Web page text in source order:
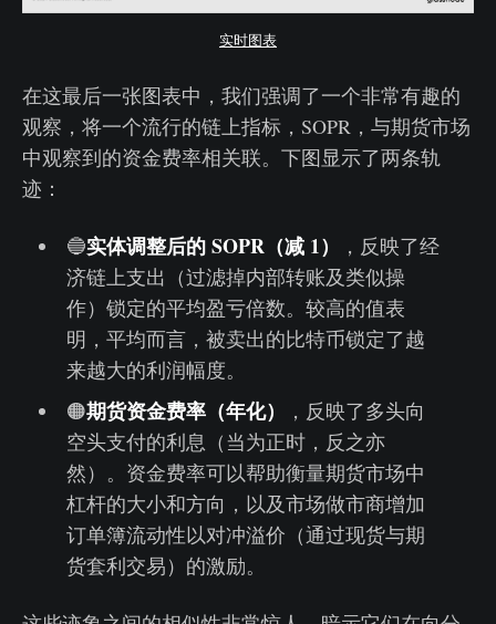
实时图表
在这最后一张图表中，我们强调了一个非常有趣的
观察，将一个流行的链上指标，SOPR，与期货市场
中观察到的资金费率相关联。下图显示了两条轨
迹：
🔵实体调整后的 SOPR（减 1）
，反映了经
济链上支出（过滤掉内部转账及类似操
作）锁定的平均盈亏倍数。较高的值表
明，平均而言，被卖出的比特币锁定了越
来越大的利润幅度。
🟠期货资金费率（年化）
，反映了多头向
空头支付的利息（当为正时，反之亦
然）。资金费率可以帮助衡量期货市场中
杠杆的大小和方向，以及市场做市商增加
订单簿流动性以对冲溢价（通过现货与期
货套利交易）的激励。